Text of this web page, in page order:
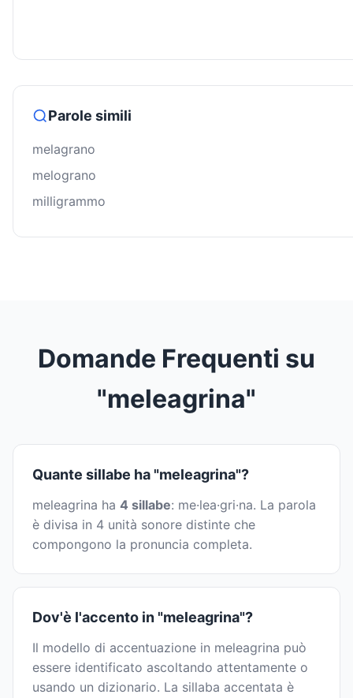
Parole simili
melagrano
melograno
milligrammo
Domande Frequenti su
"meleagrina"
Quante sillabe ha "meleagrina"?
meleagrina ha 4 sillabe: me·lea·gri·na. La parola
è divisa in 4 unità sonore distinte che
compongono la pronuncia completa.
Dov'è l'accento in "meleagrina"?
Il modello di accentuazione in meleagrina può
essere identificato ascoltando attentamente o
usando un dizionario. La sillaba accentata è